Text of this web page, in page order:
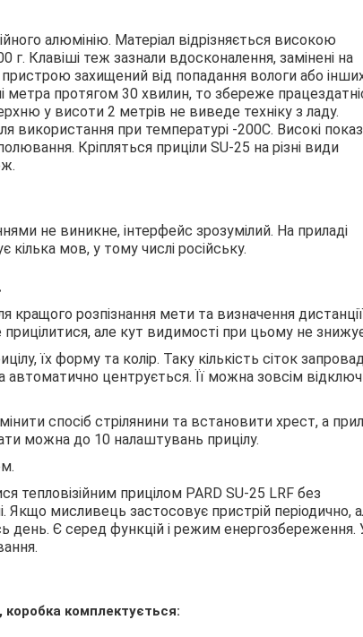
алюмінію. Матеріал відрізняється високою
Клавіші теж зазнали вдосконалення, замінені на
захищений від попадання вологи або
метра протягом 30 хвилин, то збереже
у висоти 2 метрів не виведе техніку з ладу.
використання при температурі -200С. Високі
Кріпляться приціли SU-25 на різні види
не виникне, інтерфейс зрозумілий. На приладі
мов, у тому числі російську.
кращого розпізнання мети та визначення
прицілитися, але кут видимості при цьому не
їх форму та колір. Таку кількість сіток
центрується. Її можна зовсім
спосіб стрілянини та встановити хрест, а
можна до 10 налаштувань прицілу.
тепловізійним прицілом PARD SU-25 LRF без
мисливець застосовує пристрій періодично,
день. Є серед функцій і режим енергозбереження.
коробка комплектується: